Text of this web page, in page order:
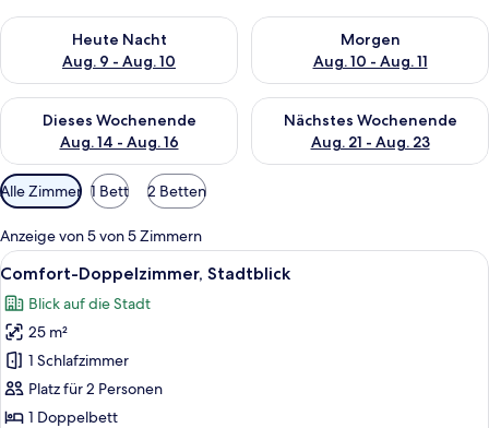
Heute Nacht
Aug. 9 - Aug. 10
Überprüfe die Verfügbarkeit für heute Nacht, Aug. 9 - Aug.
Morgen
Aug. 10 - Aug. 11
Überprüfe die Verfügbarkeit
Dieses Wochenende
Aug. 14 - Aug. 16
Überprüfe die Verfügbarkeit für dieses Wochenende, Aug. 14
Nächstes Wochenende
Aug. 21 - Aug. 23
Überprüfe die Verfügbarkeit
Verfügbare
Filter
für
Zimmer
Alle Zimmer 1 Bett 2 Betten
Anzeige von 5 von 5 Zimmern
Alle
Fotos
für
Comfort-
Doppelzimmer,
Stadtblick
anzeigen
Ein Hotelzimmer mit Bett,
6
Comfort-Doppelzimmer, Stadtblick
Blick auf die Stadt
25 m²
1 Schlafzimmer
Platz für 2 Personen
1 Doppelbett